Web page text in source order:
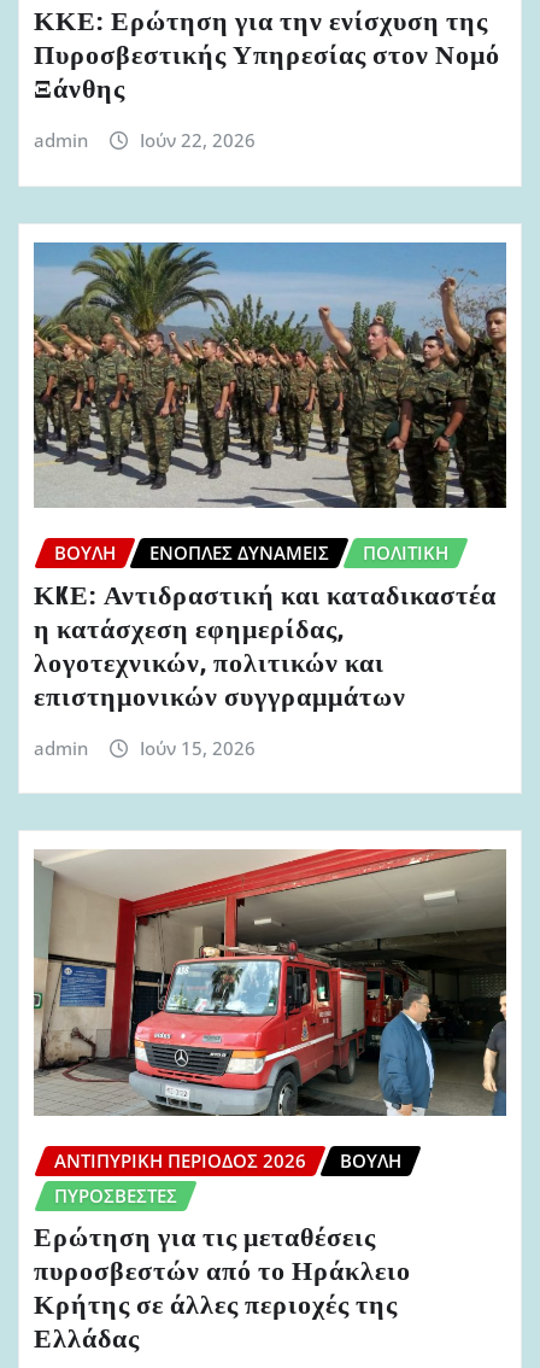
ΚΚΕ: Ερώτηση για την ενίσχυση της
Πυροσβεστικής Υπηρεσίας στον Νομό
Ξάνθης
admin Ιούν 22, 2026
ΒΟΥΛΉ ΈΝΟΠΛΕΣ ΔΥΝΆΜΕΙΣ ΠΟΛΙΤΙΚΉ
ΚKΕ: Αντιδραστική και καταδικαστέα
η κατάσχεση εφημερίδας,
λογοτεχνικών, πολιτικών και
επιστημονικών συγγραμμάτων
admin Ιούν 15, 2026
ΑΝΤΙΠΥΡΙΚΉ ΠΕΡΊΟΔΟΣ 2026
ΒΟΥΛΉ
ΠΥΡΟΣΒΈΣΤΕΣ
Ερώτηση για τις μεταθέσεις
πυροσβεστών από το Ηράκλειο
Κρήτης σε άλλες περιοχές της
Ελλάδας